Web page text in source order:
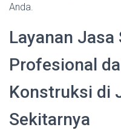
Anda.
Layanan Jasa
Profesional
Konstruksi di
Sekitarnya